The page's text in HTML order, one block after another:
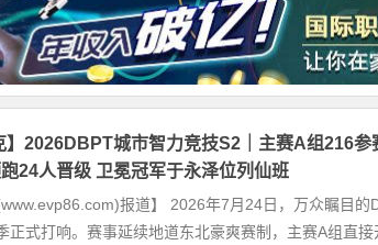
】2026DBPT城市智力竞技S2｜主赛A组216参
24人晋级 卫冕冠军于永泽位列仙班
(www.evp86.com)报道】 2026年7月24日，万众瞩目的
正式打响。赛事延续地道东北豪爽赛制，主赛A组直